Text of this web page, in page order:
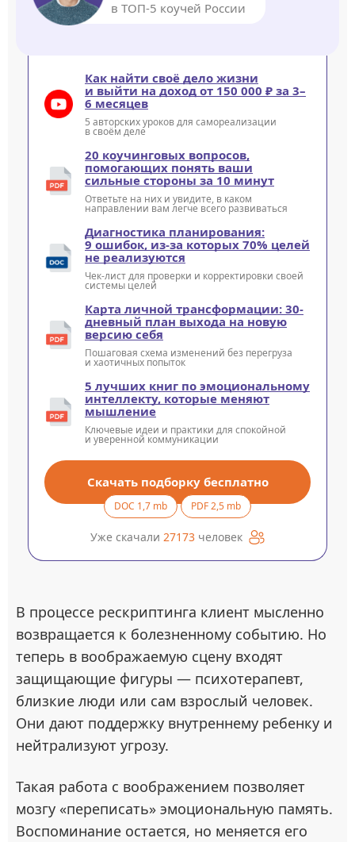
в ТОП-5 коучей России
Как найти своё дело жизни
и выйти на доход от 150 000 ₽ за 3–
6 месяцев
5 авторских уроков для самореализации
в своём деле
20 коучинговых вопросов,
помогающих понять ваши
сильные стороны за 10 минут
Ответьте на них и увидите, в каком
направлении вам легче всего развиваться
Диагностика планирования:
9 ошибок, из-за которых 70% целей
не реализуются
Чек-лист для проверки и корректировки своей
системы целей
Карта личной трансформации: 30-
дневный план выхода на новую
версию себя
Пошаговая схема изменений без перегруза
и хаотичных попыток
5 лучших книг по эмоциональному
интеллекту, которые меняют
мышление
Ключевые идеи и практики для спокойной
и уверенной коммуникации
Скачать подборку бесплатно
DOC 1,7 mb PDF 2,5 mb
Уже скачали 27173 человек
В процессе рескриптинга клиент мысленно
возвращается к болезненному событию. Но
теперь в воображаемую сцену входят
защищающие фигуры — психотерапевт,
близкие люди или сам взрослый человек.
Они дают поддержку внутреннему ребенку и
нейтрализуют угрозу.
Такая работа с воображением позволяет
мозгу «переписать» эмоциональную память.
Воспоминание остается, но меняется его